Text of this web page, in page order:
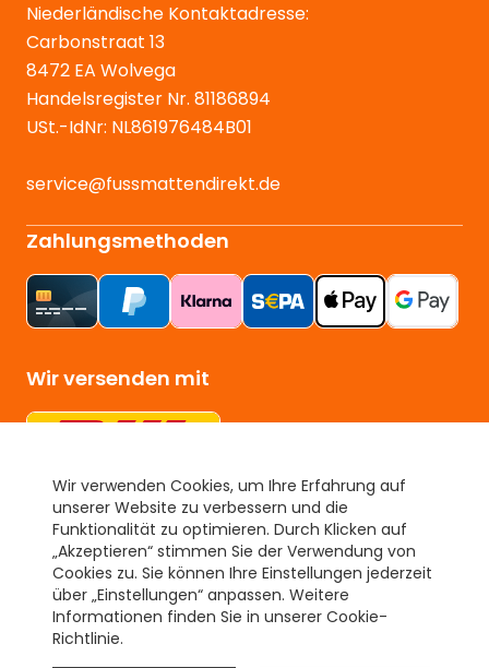
Wir verwenden Cookies, um Ihre Erfahrung auf
unserer Website zu verbessern und die
Funktionalität zu optimieren. Durch Klicken auf
„Akzeptieren“ stimmen Sie der Verwendung von
Cookies zu. Sie können Ihre Einstellungen jederzeit
über „Einstellungen“ anpassen. Weitere
Informationen finden Sie in unserer Cookie-
Richtlinie.
Niederländische Kontaktadresse:
Carbonstraat 13
8472 EA Wolvega
Handelsregister Nr. 81186894
USt.-IdNr: NL861976484B01
service@fussmattendirekt.de
Zahlungsmethoden
Wir versenden mit
Unser Gütesiegel